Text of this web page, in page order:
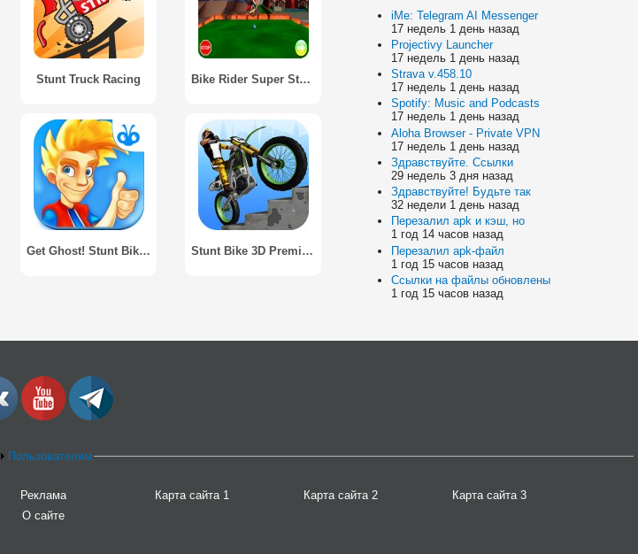
Stunt Truck Racing Bike Rider Super Stunt Man
Get Ghost! Stunt Bike Runner Stunt Bike 3D Premium
iMe: Telegram AI Messenger
17 недель 1 день назад
Projectivy Launcher
17 недель 1 день назад
Strava v.458.10
17 недель 1 день назад
Spotify: Music and Podcasts
17 недель 1 день назад
Aloha Browser - Private VPN
17 недель 1 день назад
Здравствуйте. Ссылки
29 недель 3 дня назад
Здравствуйте! Будьте так
32 недели 1 день назад
Перезалил apk и кэш, но
1 год 14 часов назад
Перезалил apk-файл
1 год 15 часов назад
Ссылки на файлы обновлены
1 год 15 часов назад
Пользователям
Реклама Карта сайта 1 Карта сайта 2
Карта сайта 3
О сайте